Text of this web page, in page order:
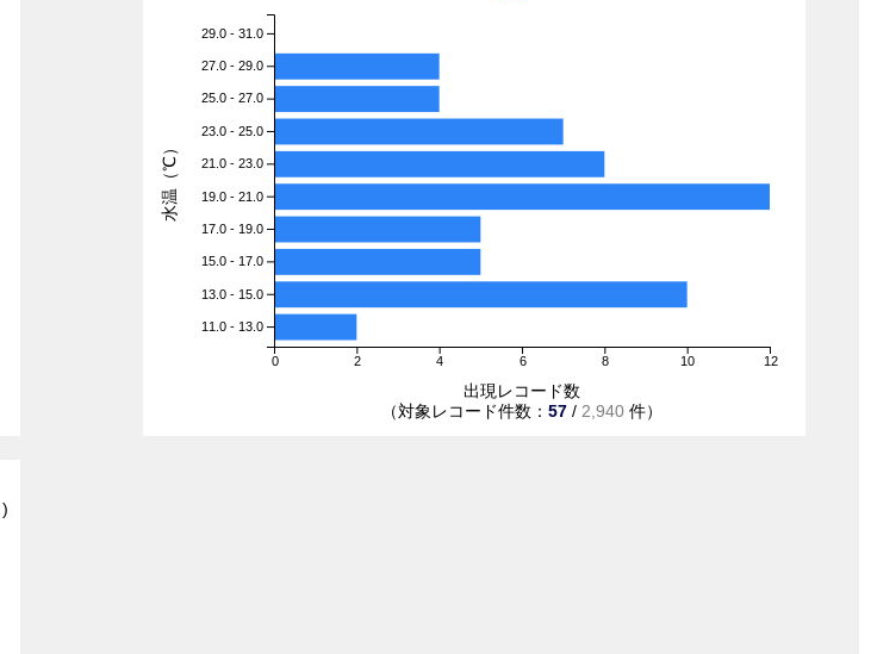
0 2 4 6 8 10 12
29.0 - 31.0
27.0 - 29.0
25.0 - 27.0
23.0 - 25.0
21.0 - 23.0
19.0 - 21.0
17.0 - 19.0
15.0 - 17.0
13.0 - 15.0
11.0 - 13.0
出現レコード数
（対象レコード件数：57 / 2,940 件）
水温（℃）